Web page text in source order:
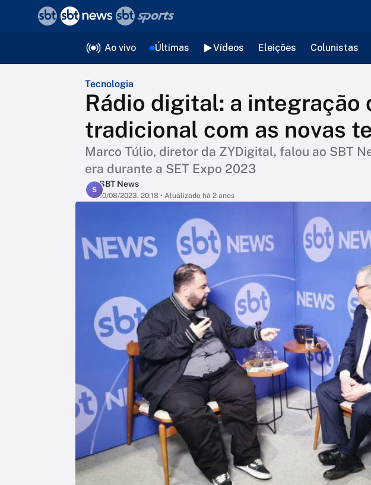
Ao vivo Últimas Vídeos Eleições Colunistas
Tecnologia
Rádio digital: a integração
tradicional com as novas
Marco Túlio, diretor da ZYDigital, falou ao SBT
era durante a SET Expo 2023
S
SBT News
10/08/2023, 20:18 • Atualizado há 2 anos
voltar
Editorias